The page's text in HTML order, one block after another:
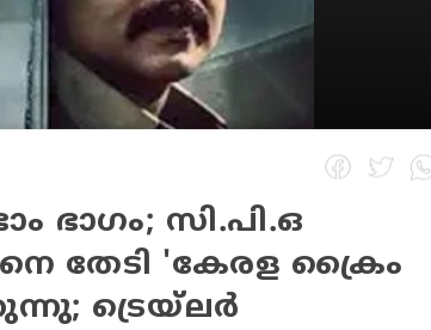
ഭാഗം; സി.പി.ഒ
തേടി 'കേരള ക്രൈം
ട്രെയ്‌ലര്‍